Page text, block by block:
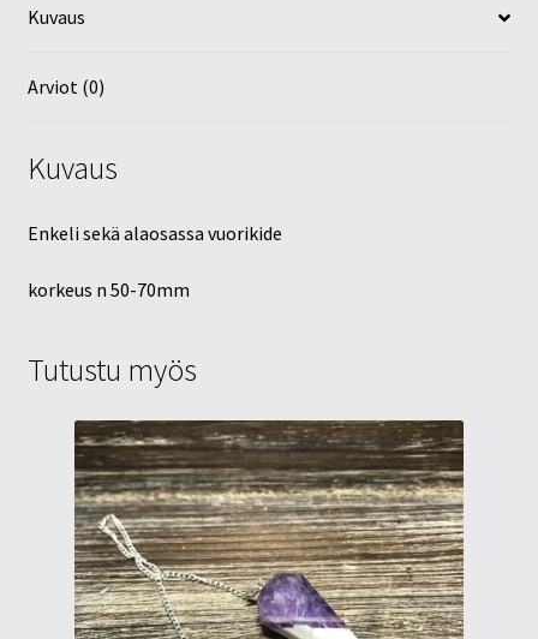
Kuvaus
Arviot (0)
Kuvaus
Enkeli sekä alaosassa vuorikide
korkeus n 50-70mm
Tutustu myös